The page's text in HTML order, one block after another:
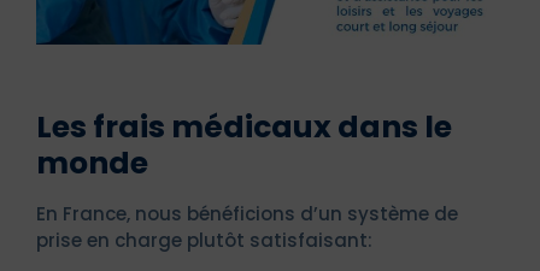
Les frais médicaux dans le
monde
En France, nous bénéficions d’un système de
prise en charge plutôt satisfaisant: